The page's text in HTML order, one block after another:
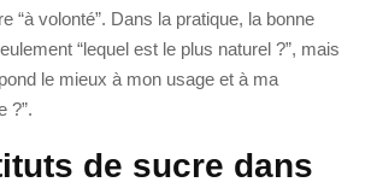
“à volonté”. Dans la pratique, la bonne
“lequel est le plus naturel ?”, mais
le mieux à mon usage et à ma
?”.
de sucre dans